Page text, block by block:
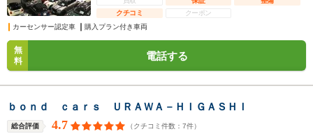
クチコミ
クーポン
カーセンサー認定車
購入プラン付き車両
無
料
電話する
ｂｏｎｄ ｃａｒｓ ＵＲＡＷＡ－ＨＩＧＡＳＨＩ
総合評価 4.7 （クチコミ件数： 7件）